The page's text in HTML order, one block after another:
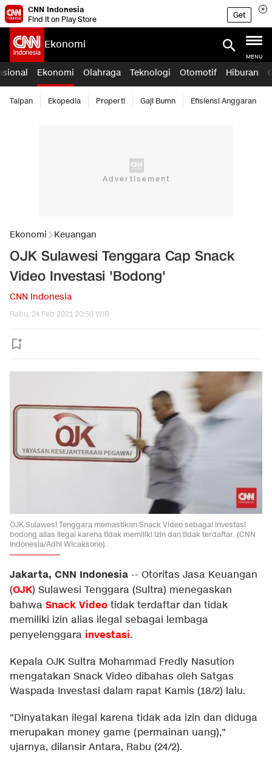
CNN Indonesia
Find it on Play Store
Get
Ekonomi
MENU
Ekonomi Olahraga Teknologi Otomotif Hiburan
Taipan Ekopedia Properti Gaji Bumn Efisiensi Anggaran
Ekonomi Keuangan
OJK Sulawesi Tenggara Cap Snack
Video Investasi 'Bodong'
CNN Indonesia
Rabu, 24 Feb 2021 20:50 WIB
OJK Sulawesi Tenggara memastikan Snack Video sebagai investasi
bodong alias ilegal karena tidak memiliki izin dan tidak terdaftar. (CNN
Indonesia/Adhi Wicaksono).
Jakarta, CNN Indonesia -- Otoritas Jasa Keuangan
(OJK) Sulawesi Tenggara (Sultra) menegaskan
bahwa Snack Video tidak terdaftar dan tidak
memiliki izin alias ilegal sebagai lembaga
penyelenggara investasi.
Kepala OJK Sultra Mohammad Fredly Nasution
mengatakan Snack Video dibahas oleh Satgas
Waspada Investasi dalam rapat Kamis (18/2) lalu.
"Dinyatakan ilegal karena tidak ada izin dan diduga
merupakan money game (permainan uang),"
ujarnya, dilansir Antara, Rabu (24/2).